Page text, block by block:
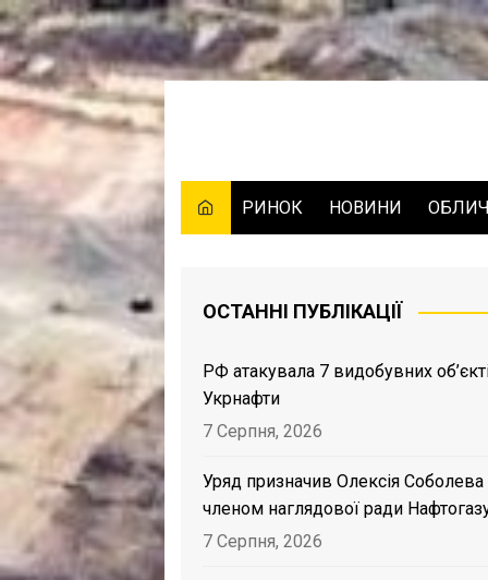
Skip
to
РИНОК НОВИНИ
ОСТАННІ ПУБЛІКАЦІЇ
РФ атакувала 7 видобувних
Укрнафти
7 Серпня, 2026
Уряд призначив Олексія Соболева
членом наглядової ради
7 Серпня, 2026